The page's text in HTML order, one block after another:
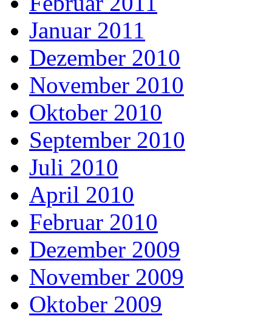
Januar 2011
Dezember 2010
November 2010
Oktober 2010
September 2010
Juli 2010
April 2010
Februar 2010
Dezember 2009
November 2009
Oktober 2009